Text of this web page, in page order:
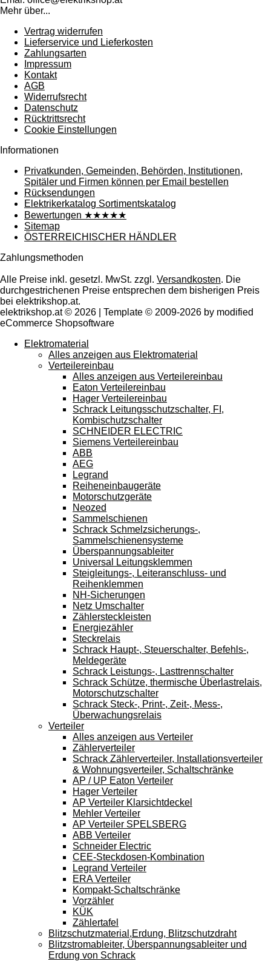
Mehr über...
Vertrag widerrufen
Lieferservice und Lieferkosten
Zahlungsarten
Impressum
Kontakt
AGB
Widerrufsrecht
Datenschutz
Rücktrittsrecht
Cookie Einstellungen
Informationen
Privatkunden, Gemeinden, Behörden, Institutionen,
Spitäler und Firmen können per Email bestellen
Rücksendungen
Elektrikerkatalog Sortimentskatalog
Bewertungen ★★★★★
Sitemap
ÖSTERREICHISCHER HÄNDLER
Zahlungsmethoden
Alle Preise inkl. gesetzl. MwSt. zzgl. Versandkosten. Die
durchgestrichenen Preise entsprechen dem bisherigen Preis
bei elektrikshop.at.
elektrikshop.at © 2026 | Template © 2009-2026 by modified
eCommerce Shopsoftware
Elektromaterial
Alles anzeigen aus Elektromaterial
Verteilereinbau
Alles anzeigen aus Verteilereinbau
Eaton Verteilereinbau
Hager Verteilereinbau
Schrack Leitungsschutzschalter, FI,
Kombischutzschalter
SCHNEIDER ELECTRIC
Siemens Verteilereinbau
ABB
AEG
Legrand
Reiheneinbaugeräte
Motorschutzgeräte
Neozed
Sammelschienen
Schrack Schmelzsicherungs-,
Sammelschienensysteme
Überspannungsableiter
Universal Leitungsklemmen
Steigleitungs-, Leiteranschluss- und
Reihenklemmen
NH-Sicherungen
Netz Umschalter
Zählersteckleisten
Energiezähler
Steckrelais
Schrack Haupt-, Steuerschalter, Befehls-,
Meldegeräte
Schrack Leistungs-, Lasttrennschalter
Schrack Schütze, thermische Überlastrelais,
Motorschutzschalter
Schrack Steck-, Print-, Zeit-, Mess-,
Überwachungsrelais
Verteiler
Alles anzeigen aus Verteiler
Zählerverteiler
Schrack Zählerverteiler, Installationsverteiler
& Wohnungsverteiler, Schaltschränke
AP / UP Eaton Verteiler
Hager Verteiler
AP Verteiler Klarsichtdeckel
Mehler Verteiler
AP Verteiler SPELSBERG
ABB Verteiler
Schneider Electric
CEE-Steckdosen-Kombination
Legrand Verteiler
ERA Verteiler
Kompakt-Schaltschränke
Vorzähler
KÜK
Zählertafel
Blitzschutzmaterial,Erdung, Blitzschutzdraht
Blitzstromableiter, Überspannungsableiter und
Erdung von Schrack